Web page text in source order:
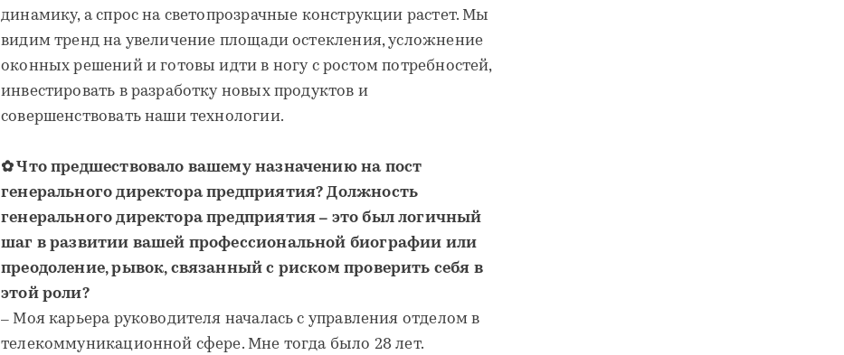
динамику, а спрос на светопрозрачные конструкции растет. Мы
видим тренд на увеличение площади остекления, усложнение
оконных решений и готовы идти в ногу с ростом потребностей,
инвестировать в разработку новых продуктов и
совершенствовать наши технологии.
✿ Что предшествовало вашему назначению на пост
генерального директора предприятия? Должность
генерального директора предприятия – это был логичный
шаг в развитии вашей профессиональной биографии или
преодоление, рывок, связанный с риском проверить себя в
этой роли?
– Моя карьера руководителя началась с управления отделом в
телекоммуникационной сфере. Мне тогда было 28 лет.